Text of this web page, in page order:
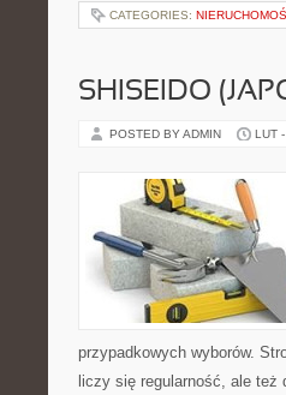
CATEGORIES:
SHISEIDO
POSTED BY ADMIN LUT
przypadkowych wyborów.
liczy się regularność, ale